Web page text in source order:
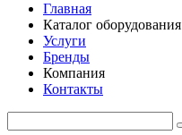
Главная
Каталог оборудования
Услуги
Бренды
Компания
Контакты